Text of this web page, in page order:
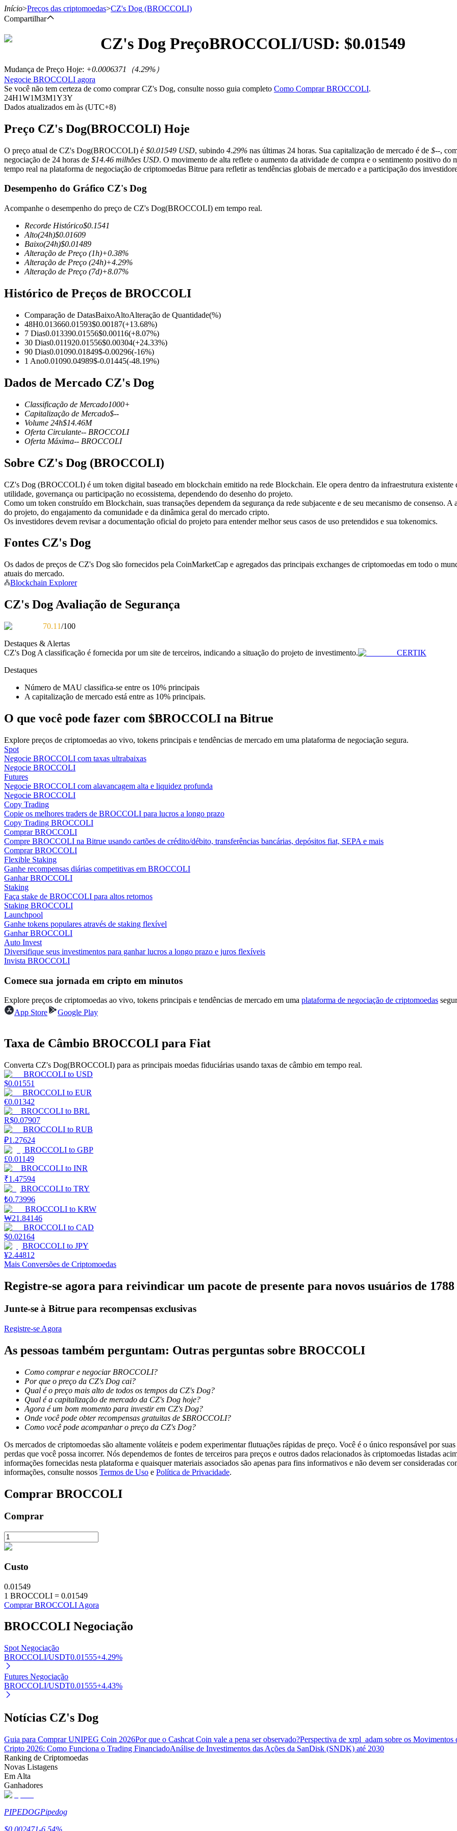
Futuros de USDT
Futuros usando USDT como garantia
Futuros COIN-M
Futuros de criptomoeda
TradFi
Derivativos de ações, câmbio, metais preciosos e commodities
Futuros usando USDC como garantia
Copiar Trading
Torne-se um Trader de Cópias
Desfrute da partilha de lucros e comissões de copy trading
Informação
Análise de big data, incluindo informações comerciais, etc.
Guia
Guia para iniciantes em futuros
Aprenda como se manter lucrativo
Ganhar
Porquinho poderoso
Ganhe recompensas competitivas diariamente
Estacamento
Altos retornos e acesso instantâneo
Launchpool
Staking flexível para ganhar tokens populares.
Investimentos exclusivos para titulares de BTR
Empréstimos
Serviço de empréstimo apoiado por criptografia
Início>Preços das criptomoedas>CZ's Dog (BROCCOLI)
Compartilhar
CZ's Dog PreçoBROCCOLI/USD: $0.01549
Mudança de Preço Hoje: +0.0006371 （4.29%）
Negocie BROCCOLI agora
Se você não tem certeza de como comprar CZ's Dog, consulte nosso guia completo Como Comprar BROCCOLI.
24H1W1M3M1Y3Y
Dados atualizados em às (UTC+8)
Preço CZ's Dog(BROCCOLI) Hoje
O preço atual de CZ's Dog(BROCCOLI) é $0.01549 USD, subindo 4.29% nas últimas 24 horas. Sua capitalização de mercado é de $--,
negociação de 24 horas de $14.46 milhões USD. O movimento de alta reflete o aumento da atividade de compra e o sentimento positivo
tempo real na plataforma de negociação de criptomoedas Bitrue para refletir as tendências globais de mercado e a participação dos
Desempenho do Gráfico CZ's Dog
Acompanhe o desempenho do preço de CZ's Dog(BROCCOLI) em tempo real.
Recorde Histórico$0.1541
Alto(24h)$0.01609
Baixo(24h)$0.01489
Alteração de Preço (1h)+0.38%
Alteração de Preço (24h)+4.29%
Alteração de Preço (7d)+8.07%
Histórico de Preços de BROCCOLI
Comparação de DatasBaixoAltoAlteração de Quantidade(%)
48H0.013660.01593$0.00187(+13.68%)
7 Dias0.013390.01556$0.00116(+8.07%)
30 Dias0.011920.01556$0.00304(+24.33%)
90 Dias0.01090.01849$-0.00296(-16%)
1 Ano0.01090.04989$-0.01445(-48.19%)
Dados de Mercado CZ's Dog
Classificação de Mercado1000+
Capitalização de Mercado$--
Volume 24h$14.46M
Oferta Circulante-- BROCCOLI
Oferta Máxima-- BROCCOLI
Sobre CZ's Dog (BROCCOLI)
CZ's Dog (BROCCOLI) é um token digital baseado em blockchain emitido na rede Blockchain. Ele opera dentro da infraestrutura existente
utilidade, governança ou participação no ecossistema, dependendo do desenho do projeto.
Como um token construído em Blockchain, suas transações dependem da segurança da rede subjacente e de seu mecanismo de consenso.
do projeto, do engajamento da comunidade e da dinâmica geral do mercado cripto.
Os investidores devem revisar a documentação oficial do projeto para entender melhor seus casos de uso pretendidos e sua tokenomics.
Fontes CZ's Dog
Os dados de preços de CZ's Dog são fornecidos pela CoinMarketCap e agregados das principais exchanges de criptomoedas em todo o
atuais do mercado.
Blockchain Explorer
CZ's Dog Avaliação de Segurança
70.11/100
Destaques & Alertas
CZ's Dog A classificação é fornecida por um site de terceiros, indicando a situação do projeto de investimento.
CERTIK
Destaques
Número de MAU classifica-se entre os 10% principais
A capitalização de mercado está entre as 10% principais.
O que você pode fazer com $BROCCOLI na Bitrue
Explore preços de criptomoedas ao vivo, tokens principais e tendências de mercado em uma plataforma de negociação segura.
Spot
Negocie BROCCOLI com taxas ultrabaixas
Negocie BROCCOLI
Futures
Negocie BROCCOLI com alavancagem alta e liquidez profunda
Negocie BROCCOLI
Copy Trading
Copie os melhores traders de BROCCOLI para lucros a longo prazo
Copy Trading BROCCOLI
Comprar BROCCOLI
Compre BROCCOLI na Bitrue usando cartões de crédito/débito, transferências bancárias, depósitos fiat, SEPA e mais
Comprar BROCCOLI
Flexible Staking
Ganhe recompensas diárias competitivas em BROCCOLI
Ganhar BROCCOLI
Staking
Faça stake de BROCCOLI para altos retornos
Staking BROCCOLI
Launchpool
Ganhe tokens populares através de staking flexível
Ganhar BROCCOLI
Auto Invest
Diversifique seus investimentos para ganhar lucros a longo prazo e juros flexíveis
Invista BROCCOLI
Comece sua jornada em cripto em minutos
Explore preços de criptomoedas ao vivo, tokens principais e tendências de mercado em uma plataforma de negociação de criptomoedas
App Store
Google Play
Taxa de Câmbio BROCCOLI para Fiat
Converta CZ's Dog(BROCCOLI) para as principais moedas fiduciárias usando taxas de câmbio em tempo real.
BROCCOLI to USD
$0.01551
BROCCOLI to EUR
€0.01342
BROCCOLI to BRL
R$0.07907
BROCCOLI to RUB
₽1.27624
BROCCOLI to GBP
£0.01149
BROCCOLI to INR
₹1.47594
BROCCOLI to TRY
₺0.73996
BROCCOLI to KRW
₩21.84146
BROCCOLI to CAD
$0.02164
BROCCOLI to JPY
¥2.44812
Mais Conversões de Criptomoedas
Registre-se agora para reivindicar um pacote de presente para novos usuários de
Junte-se à Bitrue para recompensas exclusivas
Registre-se Agora
As pessoas também perguntam: Outras perguntas sobre BROCCOLI
Como comprar e negociar BROCCOLI?
Por que o preço da CZ's Dog cai?
Qual é o preço mais alto de todos os tempos da CZ's Dog?
Qual é a capitalização de mercado da CZ's Dog hoje?
Agora é um bom momento para investir em CZ's Dog?
Onde você pode obter recompensas gratuitas de $BROCCOLI?
Como você pode acompanhar o preço da CZ's Dog?
Os mercados de criptomoedas são altamente voláteis e podem experimentar flutuações rápidas de preço. Você é o único responsável por
perdas que você possa incorrer. Nós dependemos de fontes de terceiros para preços e outros dados relacionados às criptomoedas listadas
informações fornecidas nesta plataforma e quaisquer materiais associados são apenas para fins informativos e não devem ser consideradas
informações, consulte nossos Termos de Uso e Política de Privacidade.
Comprar BROCCOLI
Comprar
Custo
0.01549
1 BROCCOLI = 0.01549
Comprar BROCCOLI Agora
BROCCOLI Negociação
Spot Negociação
BROCCOLI/USDT0.01555+4.29%
Futures Negociação
BROCCOLI/USDT0.01555+4.43%
Notícias CZ's Dog
Guia para Comprar UNIPEG Coin 2026Por que o Cashcat Coin vale a pena ser observado?Perspectiva de xrpl_adam sobre os
Cripto 2026: Como Funciona o Trading FinanciadoAnálise de Investimentos das Ações da SanDisk (SNDK) até 2030
Ranking de Criptomoedas
Novas Listagens
Em Alta
Ganhadores
PIPEDOGPipedog